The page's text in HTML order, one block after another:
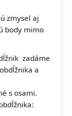
zmysel aj
body mimo
zadáme
a
s osami.